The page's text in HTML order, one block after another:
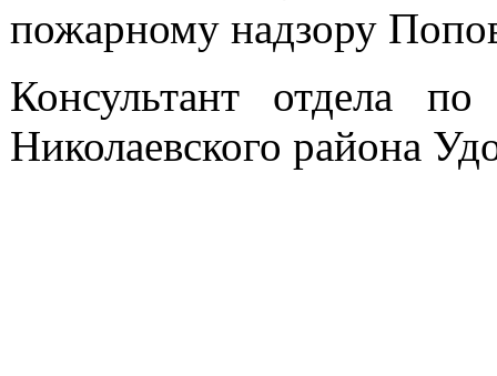
пожарному надзору
Консультант отдела
Николаевского района